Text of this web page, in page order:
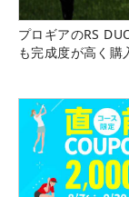
プロギアのRS
も完成度が高く購